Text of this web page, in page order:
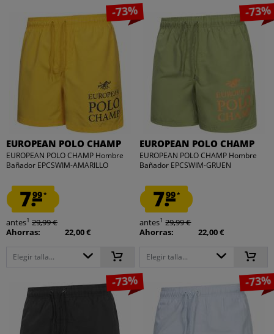
-73%
EUROPEAN POLO CHAMP
EUROPEAN POLO CHAMP Hombre
Bañador EPCSWIM-AMARILLO
7.99*
antes1 29,99 €
Ahorras:
22,00 €
Elegir talla...
-73%
EUROPEAN POLO CHAMP
EUROPEAN POLO CHAMP Hombre
Bañador EPCSWIM-GRUEN
7.99*
antes1 29,99 €
Ahorras:
22,00 €
Elegir talla...
-73% -73%